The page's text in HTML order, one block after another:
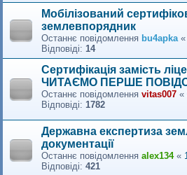
Мобілізований
землевпорядник
Останнє повідомлення bu4apka«
Відповіді: 14
Сертифікація замість
ЧИТАЄМО ПЕРШЕ
Останнє повідомлення vitas007 «
Відповіді: 1782
Державна експертиза
документації
Останнє повідомлення alex134«
Відповіді: 421